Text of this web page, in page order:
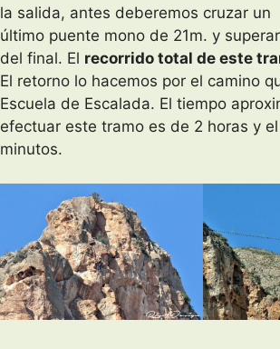
la salida, antes deberemos cruzar un
último puente mono de 21m. y
del final. El recorrido total de este
El retorno lo hacemos por el camino
Escuela de Escalada. El tiempo
efectuar este tramo es de 2 horas y
minutos.